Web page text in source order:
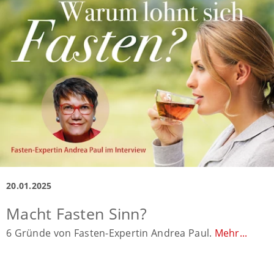
20.01.2025
Macht Fasten Sinn?
6 Gründe von Fasten-Expertin Andrea Paul. Mehr...